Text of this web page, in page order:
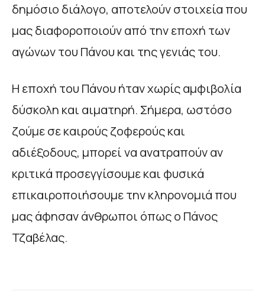
δημόσιο διάλογο, αποτελούν στοιχεία που
μας διαφοροποιούν από την εποχή των
αγώνων του Πάνου και της γενιάς του.
Η εποχή του Πάνου ήταν χωρίς αμφιβολία
δύσκολη και αιματηρή. Σήμερα, ωστόσο
ζούμε σε καιρούς ζοφερούς και
αδιέξοδους, μπορεί να ανατραπούν αν
κριτικά προσεγγίσουμε και φυσικά
επικαιροποιήσουμε την κληρονομιά που
μας άφησαν άνθρωποι όπως ο Πάνος
Τζαβέλας.